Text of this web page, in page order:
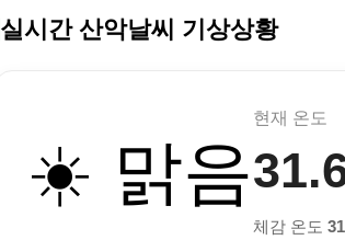
실시간 산악날씨 기상상황
☀️ 맑음
현재 온도
체감 온도